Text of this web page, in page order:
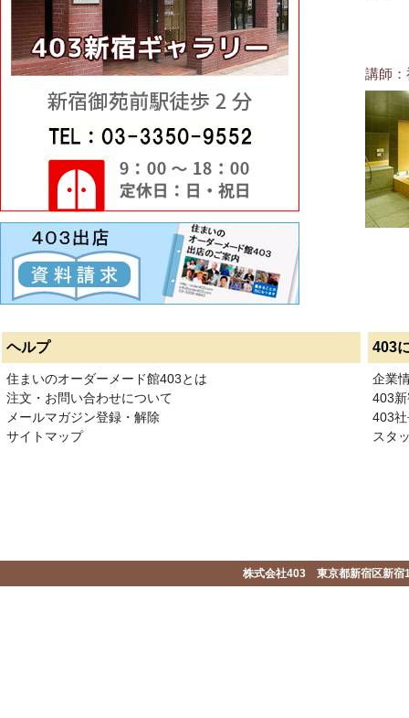
講師
ヘルプ 403
住まいのオーダーメード館403とは
注文・お問い合わせについて
メールマガジン登録・解除
サイトマップ
企業
403
403
スタ
株式会社403 東京都新宿区新